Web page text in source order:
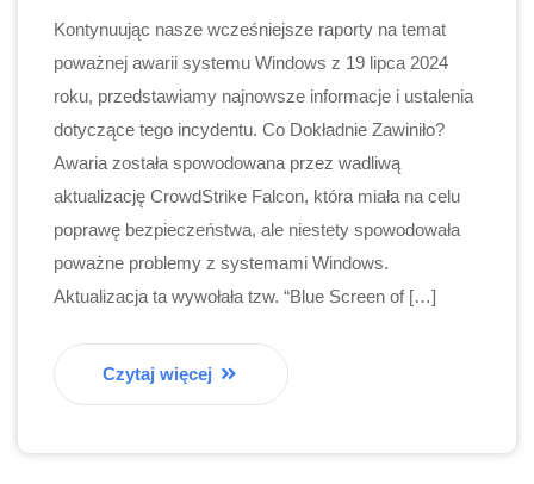
Kontynuując nasze wcześniejsze raporty na temat
poważnej awarii systemu Windows z 19 lipca 2024
roku, przedstawiamy najnowsze informacje i ustalenia
dotyczące tego incydentu. Co Dokładnie Zawiniło?
Awaria została spowodowana przez wadliwą
aktualizację CrowdStrike Falcon, która miała na celu
poprawę bezpieczeństwa, ale niestety spowodowała
poważne problemy z systemami Windows.
Aktualizacja ta wywołała tzw. “Blue Screen of […]
Czytaj więcej